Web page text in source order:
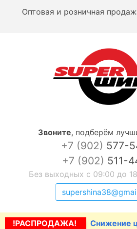
Оптовая и розничная
Звоните, подберём
+7 (902) 577-
+7 (902) 511-
Без выходных с 09:00 до
!РАСПРОДАЖА!
Снижение